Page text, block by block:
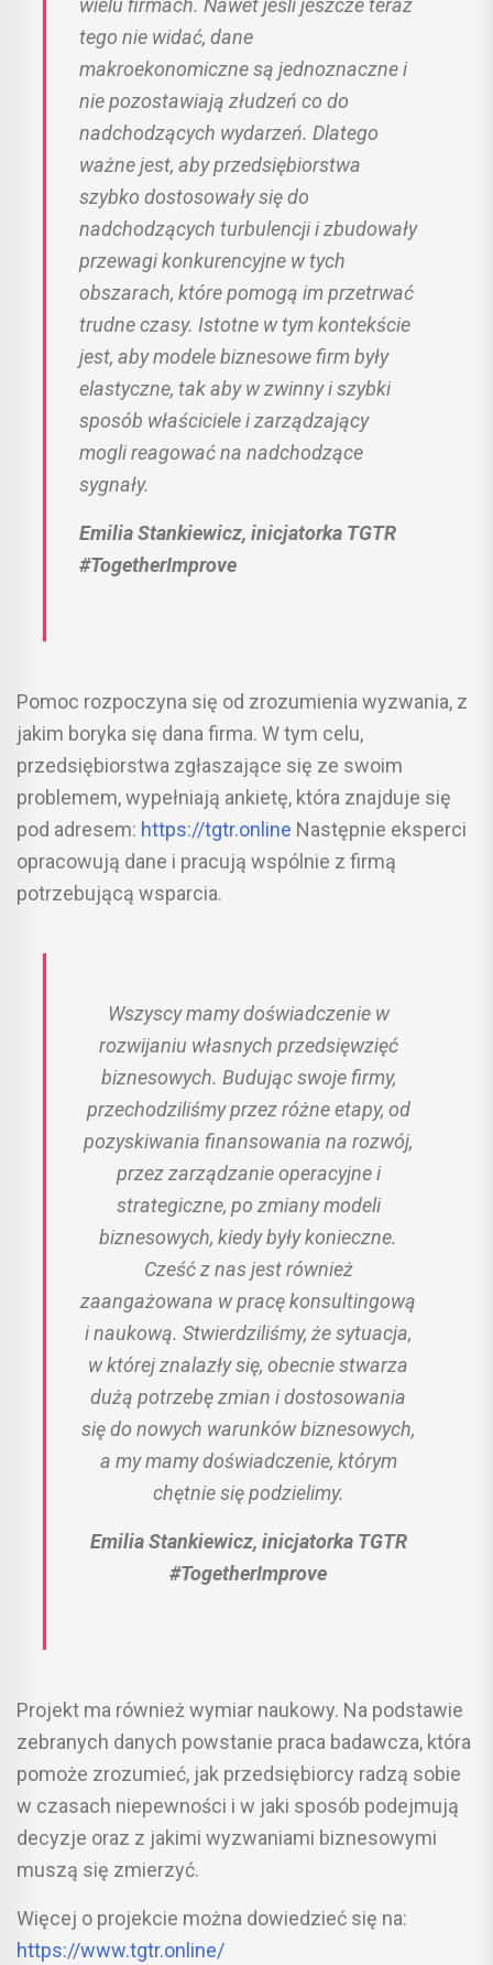
tego nie widać, dane
makroekonomiczne są jednoznaczne i
nie pozostawiają złudzeń co do
nadchodzących wydarzeń. Dlatego
ważne jest, aby przedsiębiorstwa
szybko dostosowały się do
nadchodzących turbulencji i zbudowały
przewagi konkurencyjne w tych
obszarach, które pomogą im przetrwać
trudne czasy. Istotne w tym kontekście
jest, aby modele biznesowe firm były
elastyczne, tak aby w zwinny i szybki
sposób właściciele i zarządzający
mogli reagować na nadchodzące
sygnały.
Emilia Stankiewicz, inicjatorka TGTR
#TogetherImprove
Pomoc rozpoczyna się od zrozumienia wyzwania, z
jakim boryka się dana firma. W tym celu,
przedsiębiorstwa zgłaszające się ze swoim
problemem, wypełniają ankietę, która znajduje się
pod adresem: https://tgtr.online Następnie eksperci
opracowują dane i pracują wspólnie z firmą
potrzebującą wsparcia.
Wszyscy mamy doświadczenie w
rozwijaniu własnych przedsięwzięć
biznesowych. Budując swoje firmy,
przechodziliśmy przez różne etapy, od
pozyskiwania finansowania na rozwój,
przez zarządzanie operacyjne i
strategiczne, po zmiany modeli
biznesowych, kiedy były konieczne.
Cześć z nas jest również
zaangażowana w pracę konsultingową
i naukową. Stwierdziliśmy, że sytuacja,
w której znalazły się, obecnie stwarza
dużą potrzebę zmian i dostosowania
się do nowych warunków biznesowych,
a my mamy doświadczenie, którym
chętnie się podzielimy.
Emilia Stankiewicz, inicjatorka TGTR
#TogetherImprove
Projekt ma również wymiar naukowy. Na podstawie
zebranych danych powstanie praca badawcza, która
pomoże zrozumieć, jak przedsiębiorcy radzą sobie
w czasach niepewności i w jaki sposób podejmują
decyzje oraz z jakimi wyzwaniami biznesowymi
muszą się zmierzyć.
Więcej o projekcie można dowiedzieć się na:
https://www.tgtr.online/